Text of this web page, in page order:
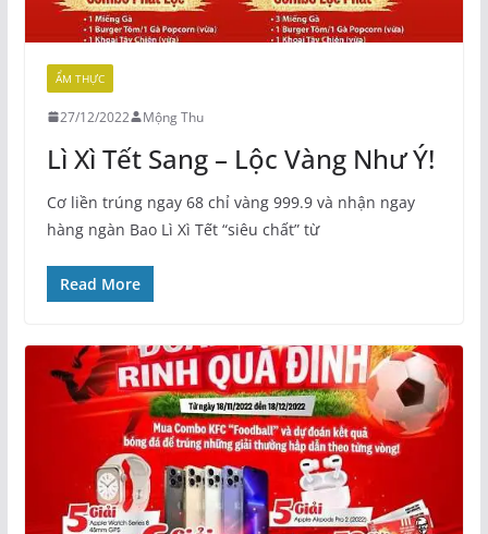
ẨM THỰC
27/12/2022 Mộng Thu
Lì Xì Tết Sang – Lộc Vàng Như Ý!
Cơ liền trúng ngay 68 chỉ vàng 999.9 và nhận ngay
hàng ngàn Bao Lì Xì Tết “siêu chất” từ
Read More